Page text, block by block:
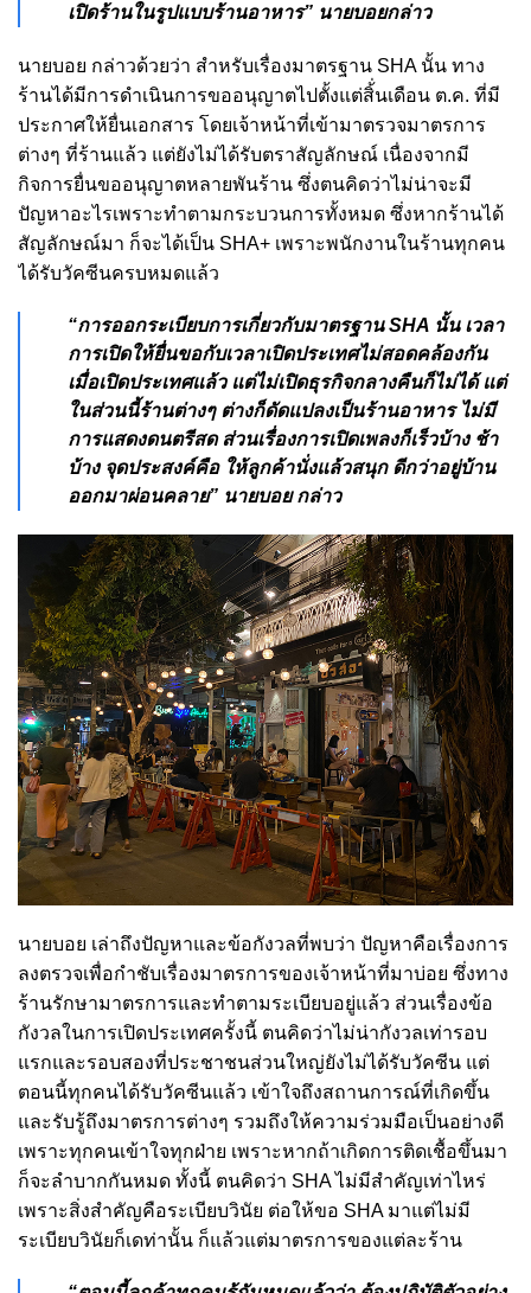
เปิดร้านในรูปแบบร้านอาหาร” นายบอยกล่าว
นายบอย กล่าวด้วยว่า สำหรับเรื่องมาตรฐาน SHA นั้น ทาง
ร้านได้มีการดำเนินการขออนุญาตไปตั้งแต่สิ้่นเดือน ต.ค. ที่มี
ประกาศให้ยื่นเอกสาร โดยเจ้าหน้าที่เข้ามาตรวจมาตรการ
ต่างๆ ที่ร้านแล้ว แต่ยังไม่ได้รับตราสัญลักษณ์ เนื่องจากมี
กิจการยื่นขออนุญาตหลายพันร้าน ซึ่งตนคิดว่าไม่น่าจะมี
ปัญหาอะไรเพราะทำตามกระบวนการทั้งหมด ซึ่งหากร้านได้
สัญลักษณ์มา ก็จะได้เป็น SHA+ เพราะพนักงานในร้านทุกคน
ได้รับวัคซีนครบหมดแล้ว
“การออกระเบียบการเกี่ยวกับมาตรฐาน SHA นั้น เวลา
การเปิดให้ยื่นขอกับเวลาเปิดประเทศไม่สอดคล้องกัน
เมื่อเปิดประเทศแล้ว แต่ไม่เปิดธุรกิจกลางคืนก็ไม่ได้ แต่
ในส่วนนี้ร้านต่างๆ ต่างก็ดัดแปลงเป็นร้านอาหาร ไม่มี
การแสดงดนตรีสด ส่วนเรื่องการเปิดเพลงก็เร็วบ้าง ช้า
บ้าง จุดประสงค์คือ ให้ลูกค้านั่งแล้วสนุก ดีกว่าอยู่บ้าน
ออกมาผ่อนคลาย” นายบอย กล่าว
นายบอย เล่าถึงปัญหาและข้อกังวลที่พบว่า ปัญหาคือเรื่องการ
ลงตรวจเพื่อกำชับเรื่องมาตรการของเจ้าหน้าที่มาบ่อย ซึ่งทาง
ร้านรักษามาตรการและทำตามระเบียบอยู่แล้ว ส่วนเรื่องข้อ
กังวลในการเปิดประเทศครั้งนี้ ตนคิดว่าไม่น่ากังวลเท่ารอบ
แรกและรอบสองที่ประชาชนส่วนใหญ่ยังไม่ได้รับวัคซีน แต่
ตอนนี้ทุกคนได้รับวัคซีนแล้ว เข้าใจถึงสถานการณ์ที่เกิดขึ้น
และรับรู้ถึงมาตรการต่างๆ รวมถึงให้ความร่วมมือเป็นอย่างดี
เพราะทุกคนเข้าใจทุกฝ่าย เพราะหากถ้าเกิดการติดเชื้อขึ้นมา
ก็จะลำบากกันหมด ทั้งนี้ ตนคิดว่า SHA ไม่มีสำคัญเท่าไหร่
เพราะสิ่งสำคัญคือระเบียบวินัย ต่อให้ขอ SHA มาแต่ไม่มี
ระเบียบวินัยก็เดท่านั้น ก็แล้วแต่มาตรการของแต่ละร้าน